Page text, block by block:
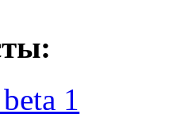
1